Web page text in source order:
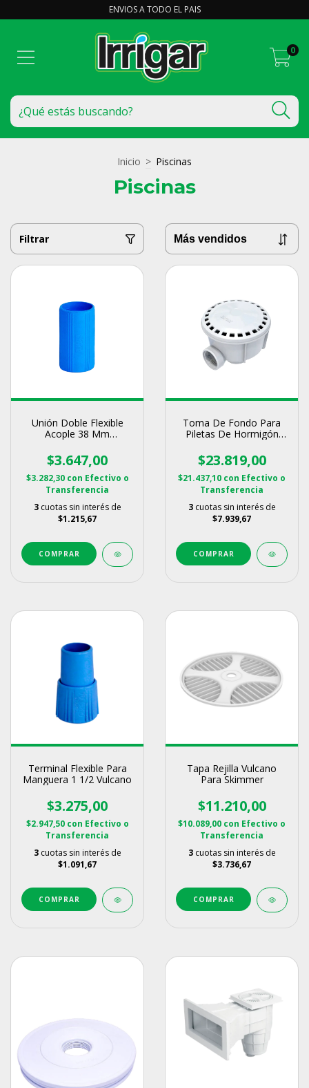
ENVIOS A TODO EL PAIS
0
Inicio > Piscinas
Piscinas
Filtrar
Unión Doble Flexible
Acople 38 Mm
$3.647,00
$3.282,30 con Efectivo o
Transferencia
3 cuotas sin interés de
$1.215,67
Toma De Fondo Para
Piletas De Hormigón
$23.819,00
$21.437,10 con Efectivo o
Transferencia
3 cuotas sin interés de
$7.939,67
Terminal Flexible Para
Manguera 1 1/2 Vulcano
$3.275,00
$2.947,50 con Efectivo o
Transferencia
3 cuotas sin interés de
$1.091,67
Tapa Rejilla Vulcano
Para Skimmer
$11.210,00
$10.089,00 con Efectivo o
Transferencia
3 cuotas sin interés de
$3.736,67